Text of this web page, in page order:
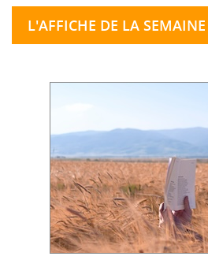
L'AFFICHE DE LA SEMAINE